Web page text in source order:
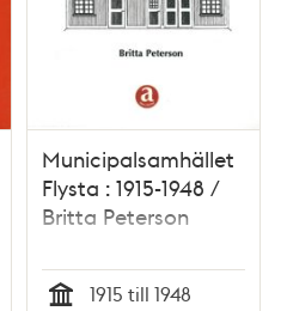
Municipalsamhället
Flysta : 1915-1948 /
Britta Peterson
1915 till 1948